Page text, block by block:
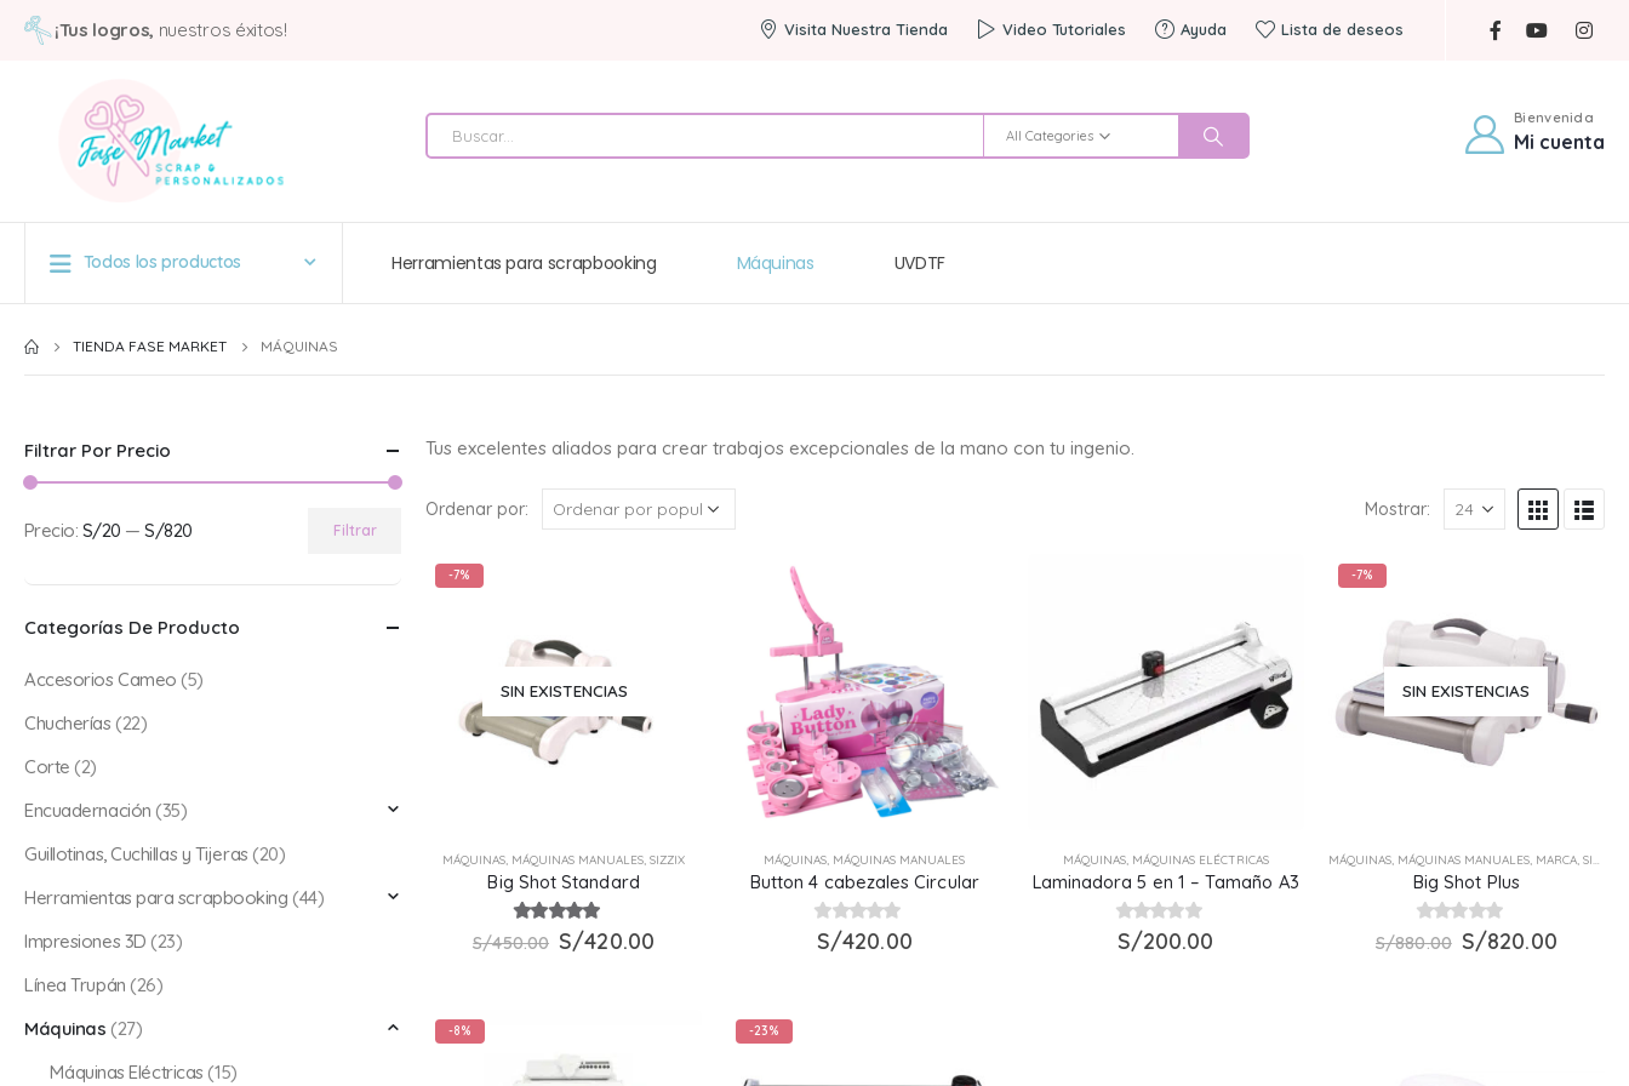
¡Tus logros, nuestros éxitos! Visita Nuestra Tienda Video Tutoriales Ayuda Lista de deseos
All Categories
Bienvenida
Mi cuenta
Todos los productos Herramientas para scrapbooking Máquinas UVDTF
TIENDA FASE MARKET MÁQUINAS
Tus excelentes aliados para crear trabajos excepcionales de la mano con tu ingenio.
Ordenar por: Mostrar:
-7%
SIN EXISTENCIAS
MÁQUINAS, MÁQUINAS MANUALES,SIZZIX
Big Shot Standard
5.00out of 5
S/450.00 El
S/420.00El
S/420.00.
MÁQUINAS, MÁQUINAS MANUALES
Button 4 cabezales Circular
0out of 5
S/420.00
MÁQUINAS, MÁQUINAS ELÉCTRICAS
Laminadora 5 en 1 – Tamaño A3
0out of 5
S/200.00
-7%
SIN EXISTENCIAS
MÁQUINAS, MÁQUINAS MANUALES, MARCA, SIZZIX
Big Shot Plus
0 out of 5
S/880.00 El
S/820.00El
-8% -23%
Filtrar Por Precio
mínimo
máximo
Filtrar
Precio: S/20 —S/820
Categorías De Producto
Accesorios Cameo (5)
Chucherías (22)
Corte (2)
Encuadernación (35)
Guillotinas, Cuchillas y Tijeras (20)
Herramientas para scrapbooking (44)
Impresiones 3D (23)
Línea Trupán (26)
Máquinas (27)
Máquinas Eléctricas (15)